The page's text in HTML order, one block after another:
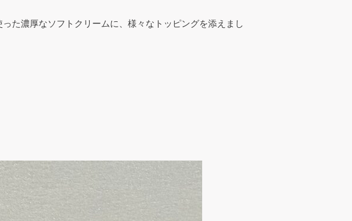
た濃厚なソフトクリームに、様々なトッピングを添えまし